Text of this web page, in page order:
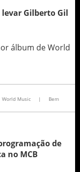
Gilberto Gil
álbum de World
World Music |
Bem
de
no MCB